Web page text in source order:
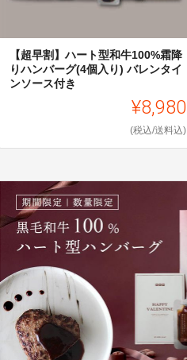
【超早割】ハート型和牛100%霜降
りハンバーグ(4個入り) バレンタイ
ンソース付き
¥8,980
(税込/送料込)